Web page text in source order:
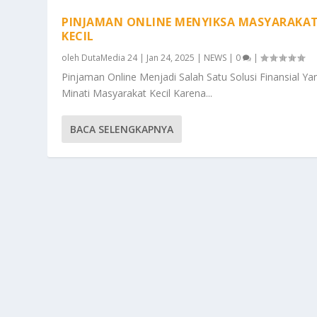
PINJAMAN ONLINE MENYIKSA MASYARAKAT
KECIL
oleh DutaMedia 24| Jan 24, 2025 | NEWS | 0 |
Pinjaman Online Menjadi Salah Satu Solusi Finansial
Minati Masyarakat Kecil Karena...
BACA SELENGKAPNYA